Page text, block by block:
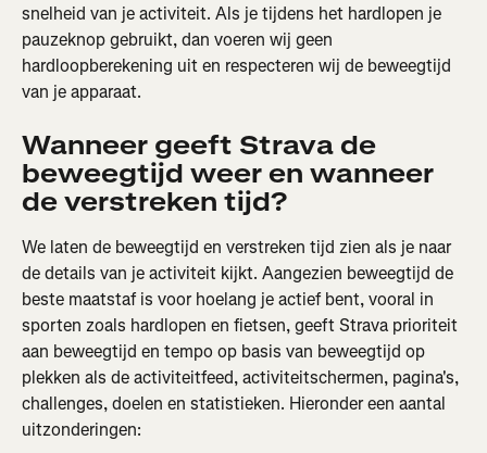
snelheid van je activiteit. Als je tijdens het hardlopen je
pauzeknop gebruikt, dan voeren wij geen
hardloopberekening uit en respecteren wij de beweegtijd
van je apparaat.
Wanneer geeft Strava de
beweegtijd weer en wanneer
de verstreken tijd?
We laten de beweegtijd en verstreken tijd zien als je naar
de details van je activiteit kijkt. Aangezien beweegtijd de
beste maatstaf is voor hoelang je actief bent, vooral in
sporten zoals hardlopen en fietsen, geeft Strava prioriteit
aan beweegtijd en tempo op basis van beweegtijd op
plekken als de activiteitfeed, activiteitschermen, pagina's,
challenges, doelen en statistieken. Hieronder een aantal
uitzonderingen: